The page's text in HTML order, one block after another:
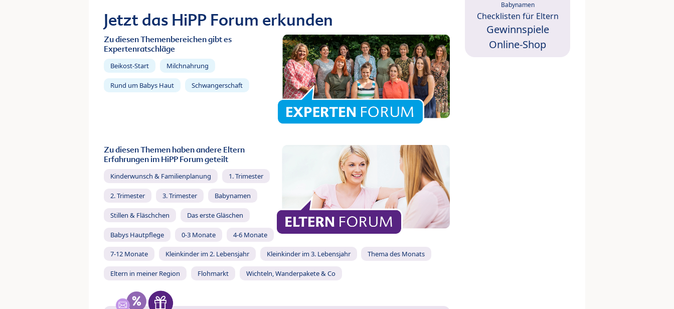
Jetzt das HiPP Forum erkunden
Zu diesen Themenbereichen gibt es
Expertenratschläge
Beikost-Start Milchnahrung
Rund um Babys Haut Schwangerschaft
Zu diesen Themen haben andere Eltern
Erfahrungen im HiPP Forum geteilt
Kinderwunsch & Familienplanung 1. Trimester
2. Trimester 3. Trimester Babynamen
Stillen & Fläschchen Das erste Gläschen
Babys Hautpflege 0-3 Monate 4-6 Monate
7-12 Monate Kleinkinder im 2. Lebensjahr Kleinkinder im 3. Lebensjahr Thema des Monats
Eltern in meiner Region Flohmarkt Wichteln, Wanderpakete & Co
Babynamen
Checklisten für Eltern
Gewinnspiele
Online-Shop